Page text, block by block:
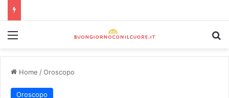
Home /Oroscopo
Oroscopo